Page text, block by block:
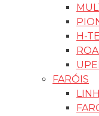
H-
FARÓIS